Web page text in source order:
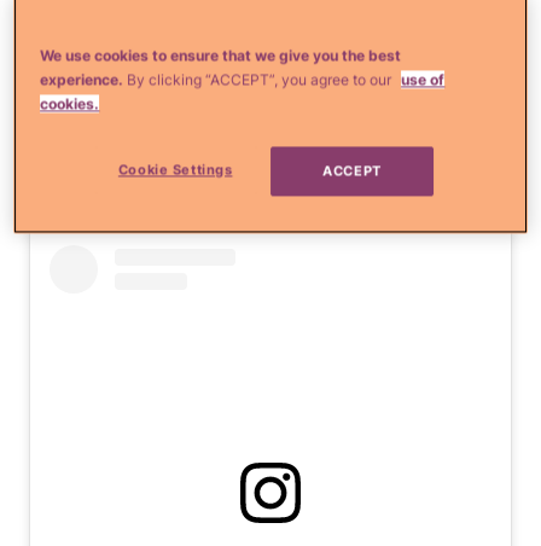
Las postales fueron
difundidas por la clínica
donde nació.
We use cookies to ensure that we give you the best
experience. By clicking “ACCEPT”, you agree to our use of
cookies.
Cookie Settings ACCEPT